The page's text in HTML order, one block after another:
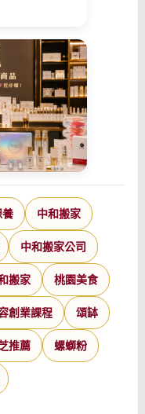
養 中和搬家
中和搬家公司
搬家 桃園美食
創業課程 頌缽
推薦 螺螄粉